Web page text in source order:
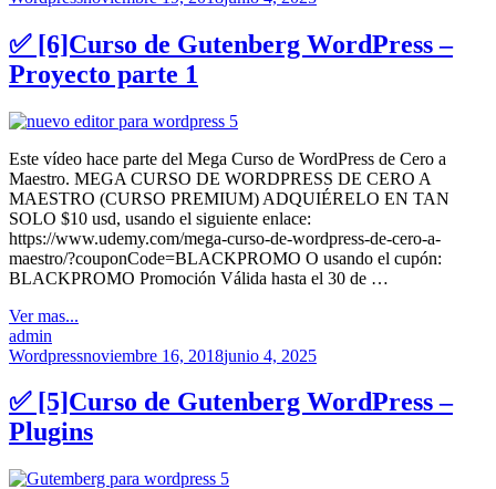
✅ [6]Curso de Gutenberg WordPress –
Proyecto parte 1
Este vídeo hace parte del Mega Curso de WordPress de Cero a
Maestro. MEGA CURSO DE WORDPRESS DE CERO A
MAESTRO (CURSO PREMIUM) ADQUIÉRELO EN TAN
SOLO $10 usd, usando el siguiente enlace:
https://www.udemy.com/mega-curso-de-wordpress-de-cero-a-
maestro/?couponCode=BLACKPROMO O usando el cupón:
BLACKPROMO Promoción Válida hasta el 30 de …
Ver mas...
admin
Wordpressnoviembre 16, 2018junio 4, 2025
✅ [5]Curso de Gutenberg WordPress –
Plugins